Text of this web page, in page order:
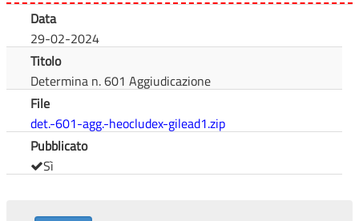
Data
29-02-2024
Titolo
Determina n. 601 Aggiudicazione
File
det.-601-agg.-heocludex-gilead1.zip
Pubblicato
Sì